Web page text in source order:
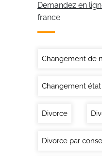
Demandez en
france
Changement de
Changement
Divorce
Divorce par